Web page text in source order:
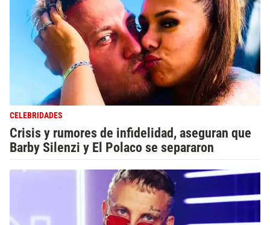
CELEBRIDADES
Crisis y rumores de infidelidad, aseguran que
Barby Silenzi y El Polaco se separaron